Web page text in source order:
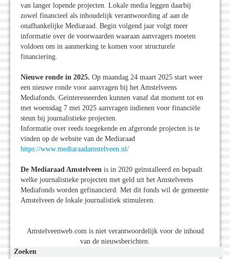
van langer lopende projecten. Lokale media leggen daarbij
zowel financieel als inhoudelijk verantwoording af aan de
onafhankelijke Mediaraad. Begin volgend jaar volgt meer
informatie over de voorwaarden waaraan aanvragers moeten
voldoen om in aanmerking te komen voor structurele
financiering.
Nieuwe ronde in 2025. Op maandag 24 maart 2025 start weer
een nieuwe ronde voor aanvragen bij het Amstelveens
Mediafonds. Geïnteresseerden kunnen vanaf dat moment tot en
met woensdag 7 mei 2025 aanvragen indienen voor financiële
steun bij journalistieke projecten.
Informatie over reeds toegekende en afgeronde projecten is te
vinden op de website van de Mediaraad
https://www.mediaraadamstelveen.nl/
De Mediaraad Amstelveen is in 2020 geïnstalleerd en bepaalt
welke journalistieke projecten met geld uit het Amstelveens
Mediafonds worden gefinancierd. Met dit fonds wil de gemeente
Amstelveen de lokale journalistiek stimuleren.
Amstelveenweb.com is niet verantwoordelijk voor de inhoud
van de nieuwsberichten.
Zoeken